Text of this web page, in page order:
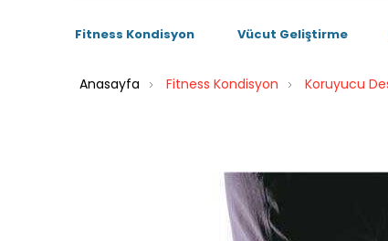
Fitness Kondisyon Vücut Geliştirme
Anasayfa Fitness Kondisyon Koruyucu